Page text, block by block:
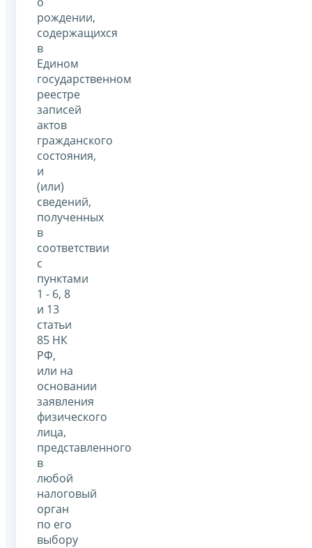
рождении,
содержащихся
в
Едином
государственном
реестре
записей
актов
гражданского
состояния,
и
(или)
сведений,
полученных
в
соответствии
с
пунктами
1 - 6, 8
и 13
статьи
85 НК
РФ,
или на
основании
заявления
физического
лица,
представленного
в
любой
налоговый
орган
по его
выбору